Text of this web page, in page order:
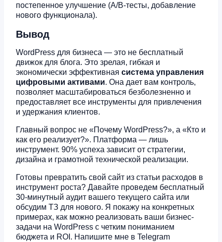
постепенное улучшение (A/B-тесты, добавление
нового функционала).
Вывод
WordPress для бизнеса — это не бесплатный
движок для блога. Это зрелая, гибкая и
экономически эффективная система управления
цифровыми активами. Она дает вам контроль,
позволяет масштабироваться безболезненно и
предоставляет все инструменты для привлечения
и удержания клиентов.
Главный вопрос не «Почему WordPress?», а «Кто и
как его реализует?». Платформа — лишь
инструмент. 90% успеха зависит от стратегии,
дизайна и грамотной технической реализации.
Готовы превратить свой сайт из статьи расходов в
инструмент роста? Давайте проведем бесплатный
30-минутный аудит вашего текущего сайта или
обсудим ТЗ для нового. Я покажу на конкретных
примерах, как можно реализовать ваши бизнес-
задачи на WordPress с четким пониманием
бюджета и ROI. Напишите мне в Telegram